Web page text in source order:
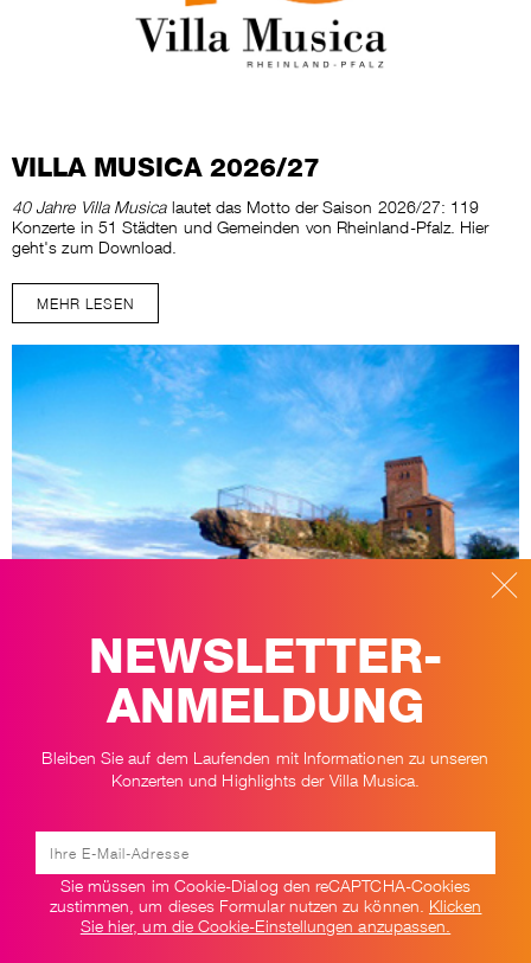
VILLA MUSICA 2026/27
40 Jahre Villa Musicalautet das Motto der Saison 2026/27: 119
Konzerte in 51 Städten und Gemeinden von Rheinland-Pfalz. Hier
geht's zum Download.
MEHR LESEN
TRIFELSSERENADEN
Noch zwei Trifelsserenaden im August in Annweiler: 8.8. Beethoven &
MEHR LESEN
NEWSLETTER-
ANMELDUNG
Bleiben Sie auf dem Laufenden mit Informationen zu unseren
Konzerten und Highlights der Villa Musica.
Sie müssen im Cookie-Dialog den reCAPTCHA-Cookies
zustimmen, um dieses Formular nutzen zu können. Klicken
Sie hier, um die Cookie-Einstellungen anzupassen.